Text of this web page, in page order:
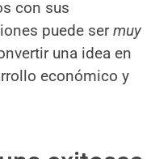
con sus
puede sermuy
una idea en
económico y